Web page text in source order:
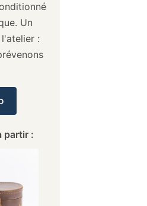
Un
:
partir :